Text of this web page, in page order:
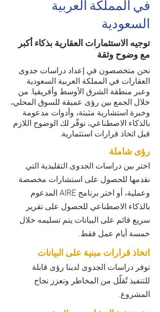
في المملكة العربية
السعودية
توجيه الاستثمارات العقارية بذكاء أكبر
مع وضوح وثقة
نحن متخصصون في إعداد دراسات جدوى
العقارات في المملكة العربية السعودية
وعبر منطقة الشرق الأوسط وأفريقيا. من
خلال الجمع بين رؤى عميقة للسوق المحلي،
وخبرة استشارية مثبتة، وأدوات مدعومة
بالذكاء الاصطناعي، نوفّر لك الوضوح اللازم
قبل اتخاذ قرارات استثمارية.
رؤى شاملة
اختر بين دراسات الجدوى التقليدية التي
نقدمها للحصول على استشارات مخصصة
وعملية، أو اختر برنامج AIRE المدعوم
بالذكاء الاصطناعي للحصول على تقرير
سريع قائم على البيانات يتم تسليمه خلال
خمسة أيام عمل فقط.
اتخاذ قرارات مبنية على البيانات
توفر دراسات الجدوى لدينا رؤى قابلة
للتنفيذ تُقلّل من المخاطر وتعزز نجاح
المشروع.